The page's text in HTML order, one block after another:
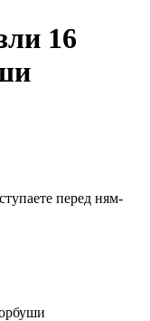
16
перед ням-